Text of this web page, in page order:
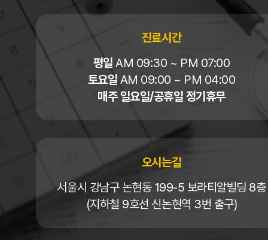
진료시간
평일 AM 09:30 ~ PM 07:00
토요일 AM 09:00 ~ PM 04:00
매주 일요일/공휴일 정기휴무
오시는길
서울시 강남구 논현동 199-5 보라티알빌딩 8층
(지하철 9호선 신논현역 3번 출구)